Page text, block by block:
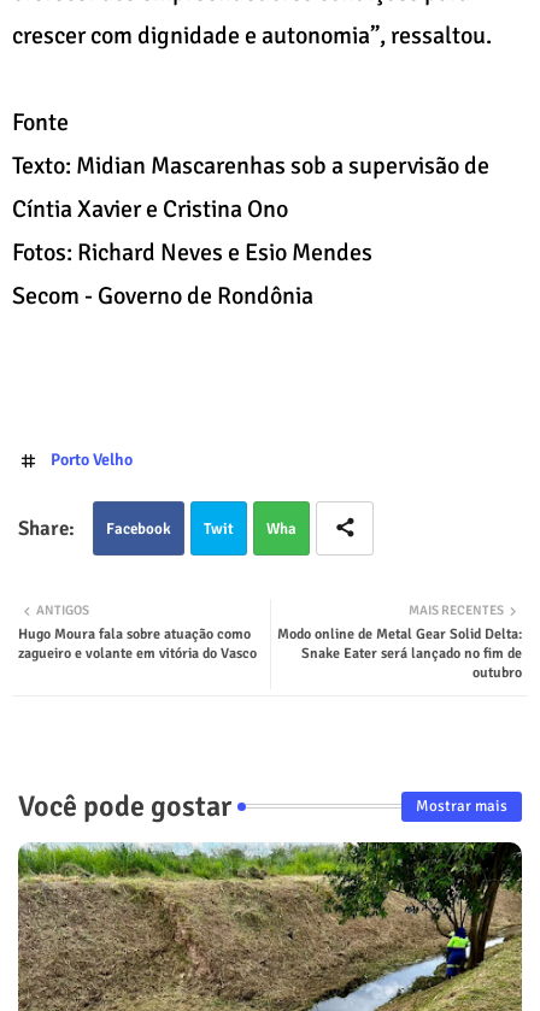
crescer com dignidade e autonomia”, ressaltou.
Fonte
Texto: Midian Mascarenhas sob a supervisão de
Cíntia Xavier e Cristina Ono
Fotos: Richard Neves e Esio Mendes
Secom - Governo de Rondônia
Porto Velho
Facebook Twit Wha
p
MAIS RECENTES
Modo online de Metal Gear Solid Delta:
Snake Eater será lançado no fim de
outubro
ANTIGOS
Hugo Moura fala sobre atuação como
zagueiro e volante em vitória do Vasco
Você pode gostar Mostrar mais